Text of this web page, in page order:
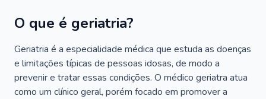
O que é geriatria?
Geriatria é a especialidade médica que estuda as doenças
e limitações típicas de pessoas idosas, de modo a
prevenir e tratar essas condições. O médico geriatra atua
como um clínico geral, porém focado em promover a